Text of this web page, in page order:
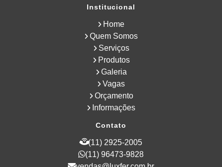
Institucional
Home
Quem Somos
Serviços
Produtos
Galeria
Vagas
Orçamento
Informações
Contato
(11) 2925-2005
(11) 96473-9828